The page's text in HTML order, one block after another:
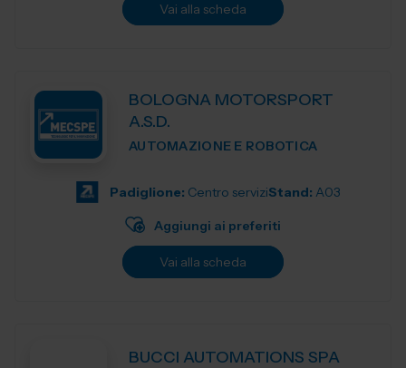
Vai alla scheda
BOLOGNA MOTORSPORT
A.S.D.
AUTOMAZIONE E ROBOTICA
Padiglione: Centro serviziStand: A03
Aggiungi ai preferiti
Vai alla scheda
BUCCI AUTOMATIONS SPA